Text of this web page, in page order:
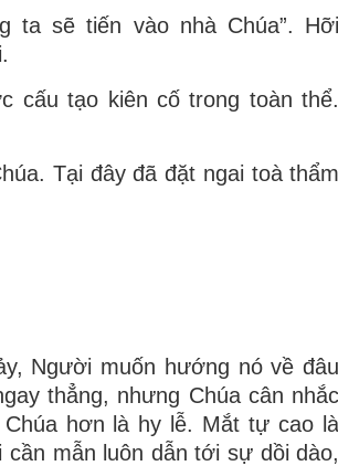
ta sẽ tiến vào nhà Chúa”. Hỡi
cấu tạo kiên cố trong toàn thể.
Tại đây đã đặt ngai toà thẩm
Người muốn hướng nó về đâu
thẳng, nhưng Chúa cân nhắc
hơn là hy lễ. Mắt tự cao là
mẫn luôn dẫn tới sự dồi dào,